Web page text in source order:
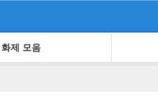
화제 모음